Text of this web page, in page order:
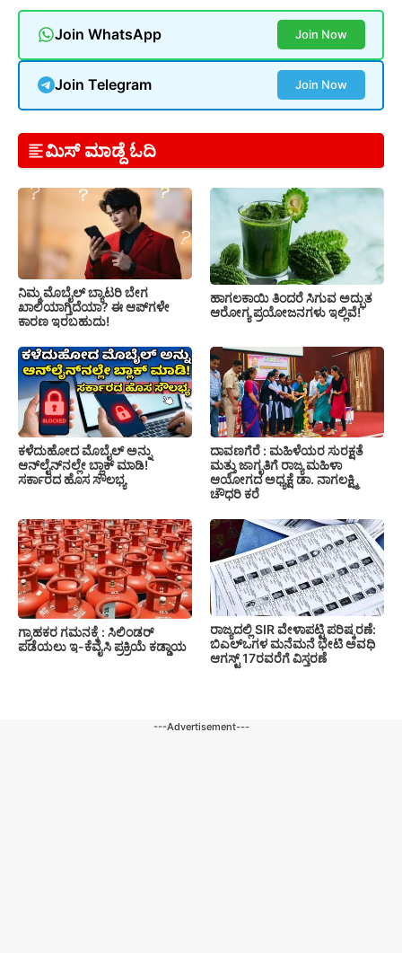
Join WhatsApp Join Now
Join Telegram Join Now
ಮಿಸ್ ಮಾಡ್ದೆ ಓದಿ
ನಿಮ್ಮ ಮೊಬೈಲ್ ಬ್ಯಾಟರಿ ಬೇಗ
ಖಾಲಿಯಾಗ್ತಿದೆಯಾ? ಈ ಆಪ್‌ಗಳೇ
ಕಾರಣ ಇರಬಹುದು!
ಹಾಗಲಕಾಯಿ ತಿಂದರೆ ಸಿಗುವ ಅದ್ಭುತ
ಆರೋಗ್ಯ ಪ್ರಯೋಜನಗಳು ಇಲ್ಲಿವೆ!
ಕಳೆದುಹೋದ ಮೊಬೈಲ್ ಅನ್ನು
ಆನ್‌ಲೈನ್‌ನಲ್ಲೇ ಬ್ಲಾಕ್ ಮಾಡಿ!
ಸರ್ಕಾರದ ಹೊಸ ಸೌಲಭ್ಯ
ದಾವಣಗೆರೆ : ಮಹಿಳೆಯರ ಸುರಕ್ಷತೆ
ಮತ್ತು ಜಾಗೃತಿಗೆ ರಾಜ್ಯ ಮಹಿಳಾ
ಆಯೋಗದ ಅಧ್ಯಕ್ಷೆ ಡಾ. ನಾಗಲಕ್ಷ್ಮಿ
ಚೌಧರಿ ಕರೆ
ಗ್ರಾಹಕರ ಗಮನಕ್ಕೆ : ಸಿಲಿಂಡರ್
ಪಡೆಯಲು ಇ-ಕೆವೈಸಿ ಪ್ರಕ್ರಿಯೆ ಕಡ್ಡಾಯ
ರಾಜ್ಯದಲ್ಲಿ SIR ವೇಳಾಪಟ್ಟಿ ಪರಿಷ್ಕರಣೆ:
ಬಿಎಲ್‌ಒಗಳ ಮನೆಮನೆ ಭೇಟಿ ಅವಧಿ
ಆಗಸ್ಟ್ 17ರವರೆಗೆ ವಿಸ್ತರಣೆ
---Advertisement---